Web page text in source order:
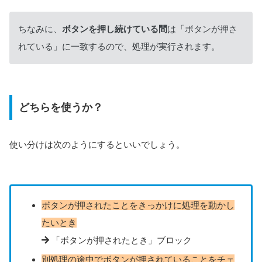
ちなみに、 ボタンを押し続けている間は「ボタンが押さ
れている」に一致するので、処理が実行されます。
どちらを使うか？
使い分けは次のようにするといいでしょう。
ボタンが押されたことをきっかけに処理を動かし
たいとき
「ボタンが押されたとき」ブロック
別処理の途中でボタンが押されていることをチェ